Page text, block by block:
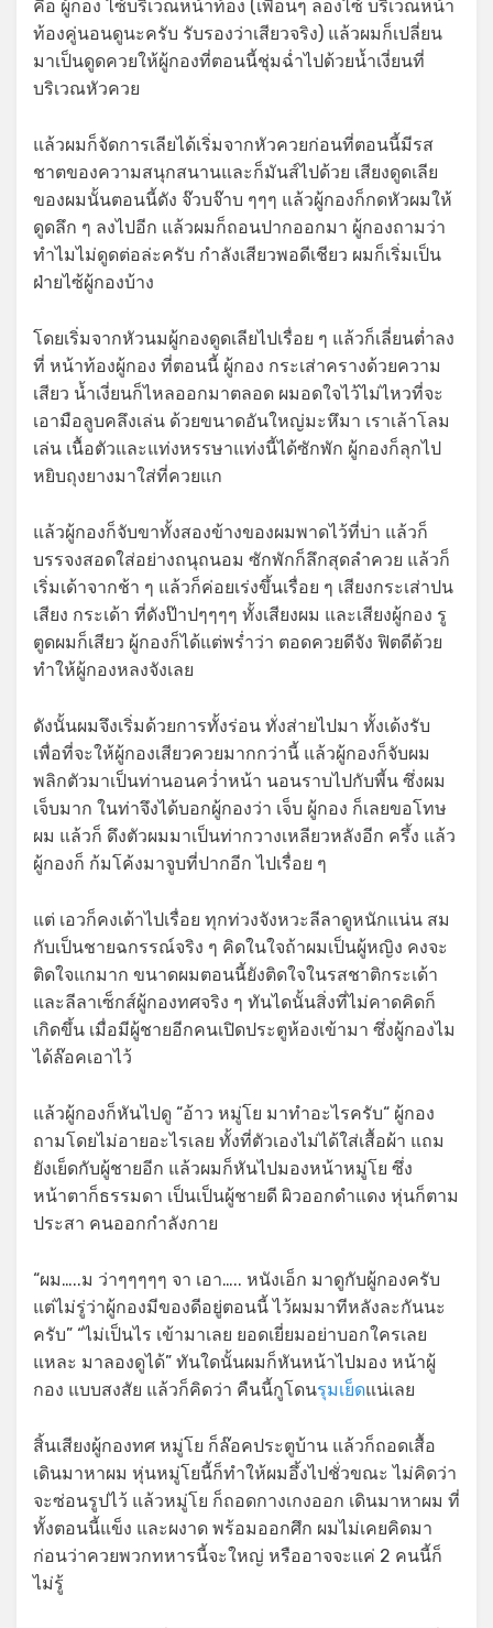
คือ ผู้กอง ไซ้บริเวณหน้าท้อง (เพื่อนๆ ลองไซ้ บริเวณหน้า
ท้องคู่นอนดูนะครับ รับรองว่าเสียวจริง) แล้วผมก็เปลี่ยน
มาเป็นดูดควยให้ผู้กองที่ตอนนี้ชุ่มฉ่ำไปด้วยน้ำเงี่ยนที่
บริเวณหัวควย
แล้วผมก็จัดการเลียได้เริ่มจากหัวควยก่อนที่ตอนนี้มีรส
ชาตของความสนุกสนานและก็มันส์ไปด้วย เสียงดูดเลีย
ของผมนั้นตอนนี้ดัง จ๊วบจ๊าบ ๆๆๆ แล้วผู้กองก็กดหัวผมให้
ดูดลึก ๆ ลงไปอีก แล้วผมก็ถอนปากออกมา ผู้กองถามว่า
ทำไมไม่ดูดต่อล่ะครับ กำลังเสียวพอดีเชียว ผมก็เริ่มเป็น
ฝ่ายไซ้ผู้กองบ้าง
โดยเริ่มจากหัวนมผู้กองดูดเลียไปเรื่อย ๆ แล้วก็เลี่ยนต่ำลง
ที่ หน้าท้องผู้กอง ที่ตอนนี้ ผู้กอง กระเส่าครางด้วยความ
เสียว น้ำเงี่ยนก็ไหลออกมาตลอด ผมอดใจไว้ไม่ไหวที่จะ
เอามือลูบคลึงเล่น ด้วยขนาดอันใหญ่มะหึมา เราเล้าโลม
เล่น เนื้อตัวและแท่งหรรษาแท่งนี้ได้ซักพัก ผู้กองก็ลุกไป
หยิบถุงยางมาใส่ที่ควยแก
แล้วผู้กองก็จับขาทั้งสองข้างของผมพาดไว้ที่บ่า แล้วก็
บรรจงสอดใส่อย่างถนุถนอม ซักพักก็ลึกสุดลำควย แล้วก็
เริ่มเด้าจากช้า ๆ แล้วก็ค่อยเร่งขึ้นเรื่อย ๆ เสียงกระเส่าปน
เสียง กระเด้า ที่ดังป๊าปๆๆๆๆ ทั้งเสียงผม และเสียงผู้กอง รู
ตูดผมก็เสียว ผู้กองก็ได้แต่พร่ำว่า ตอดควยดีจัง ฟิตดีด้วย
ทำให้ผู้กองหลงจังเลย
ดังนั้นผมจึงเริ่มด้วยการทั้งร่อน ทั่งส่ายไปมา ทั้งเด้งรับ
เพื่อที่จะให้ผู้กองเสียวควยมากกว่านี้ แล้วผู้กองก็จับผม
พลิกตัวมาเป็นท่านอนคว่ำหน้า นอนราบไปกับพี้น ซึ่งผม
เจ็บมาก ในท่าจึงได้บอกผู้กองว่า เจ็บ ผู้กอง ก็เลยขอโทษ
ผม แล้วก็ ดึงตัวผมมาเป็นท่ากวางเหลียวหลังอีก ครึ้ง แล้ว
ผู้กองก็ ก้มโค้งมาจูบที่ปากอีก ไปเรื่อย ๆ
แต่ เอวก็คงเด้าไปเรื่อย ทุกท่วงจังหวะลีลาดูหนักแน่น สม
กับเป็นชายฉกรรณ์จริง ๆ คิดในใจถ้าผมเป็นผู้หญิง คงจะ
ติดใจแกมาก ขนาดผมตอนนี้ยังติดใจในรสชาติกระเด้า
และลีลาเซ็กส์ผู้กองทศจริง ๆ ทันไดนั้นสิ่งที่ไม่คาดคิดก็
เกิดขึ้น เมื่อมีผู้ชายอีกคนเปิดประตูห้องเข้ามา ซึ่งผู้กองไม
ได้ล๊อคเอาไว้
แล้วผู้กองก็หันไปดู “อ้าว หมู่โย มาทำอะไรครับ“ ผู้กอง
ถามโดยไม่อายอะไรเลย ทั้งที่ตัวเองไม่ได้ใส่เสื้อผ้า แถม
ยังเย็ดกับผู้ชายอีก แล้วผมก็หันไปมองหน้าหมู่โย ซึ่ง
หน้าตาก็ธรรมดา เป็นเป็นผู้ชายดี ผิวออกดำแดง หุ่นก็ตาม
ประสา คนออกกำลังกาย
“ผม…..ม ว่าๆๆๆๆๆ จา เอา….. หนังเอ็ก มาดูกับผู้กองครับ
แต่ไม่รู่ว่าผู้กองมีของดีอยู่ตอนนี้ ไว้ผมมาทีหลังละกันนะ
ครับ” “ไม่เป็นไร เข้ามาเลย ยอดเยี่ยมอย่าบอกใครเลย
แหละ มาลองดูได้” ทันใดนั้นผมก็หันหน้าไปมอง หน้าผู้
กอง แบบสงสัย แล้วก็คิดว่า คืนนี้กูโดนรุมเย็ดแน่เลย
สิ้นเสียงผู้กองทศ หมู่โย ก็ล๊อคประตูบ้าน แล้วก็ถอดเสื้อ
เดินมาหาผม หุ่นหมู่โยนี้ก็ทำให้ผมอึ้งไปชั่วขณะ ไม่คิดว่า
จะซ่อนรูปไว้ แล้วหมู่โย ก็ถอดกางเกงออก เดินมาหาผม ที่
ทั้งตอนนี้แข็ง และผงาด พร้อมออกศึก ผมไม่เคยคิดมา
ก่อนว่าควยพวกทหารนี้จะใหญ่ หรืออาจจะแค่ 2 คนนี้ก็
ไม่รู้